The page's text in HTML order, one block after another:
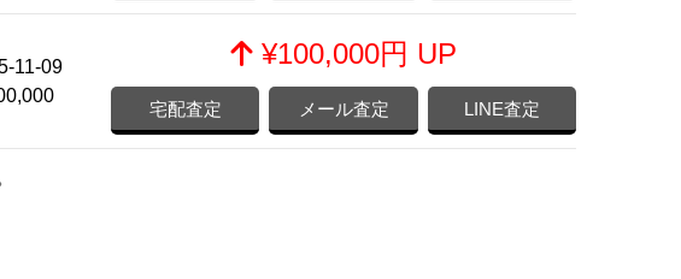
11-09
¥100,000円 UP
宅配査定 メール査定 LINE査定